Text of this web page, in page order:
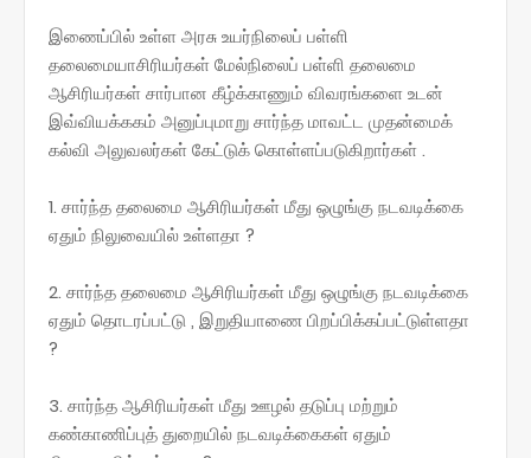
இணைப்பில் உள்ள அரசு உயர்நிலைப் பள்ளி
தலைமையாசிரியர்கள் மேல்நிலைப் பள்ளி தலைமை
ஆசிரியர்கள் சார்பான கீழ்க்காணும் விவரங்களை உடன்
இவ்வியக்ககம் அனுப்புமாறு சார்ந்த மாவட்ட முதன்மைக்
கல்வி அலுவலர்கள் கேட்டுக் கொள்ளப்படுகிறார்கள் .
1. சார்ந்த தலைமை ஆசிரியர்கள் மீது ஒழுங்கு நடவடிக்கை
ஏதும் நிலுவையில் உள்ளதா ?
2. சார்ந்த தலைமை ஆசிரியர்கள் மீது ஒழுங்கு நடவடிக்கை
ஏதும் தொடரப்பட்டு , இறுதியாணை பிறப்பிக்கப்பட்டுள்ளதா
?
3. சார்ந்த ஆசிரியர்கள் மீது ஊழல் தடுப்பு மற்றும்
கண்காணிப்புத் துறையில் நடவடிக்கைகள் ஏதும்